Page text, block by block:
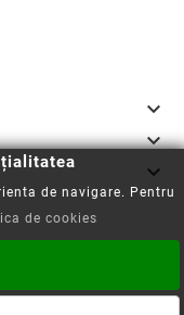



de navigare. Pentru
de cookies